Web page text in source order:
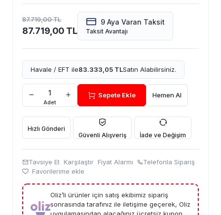
87.719,00 TL
87.719,00 TL
9 Aya Varan Taksit
Taksit Avantajı
Havale / EFT ile83.333,05 TLSatın Alabilirsiniz.
Adet
Sepete Ekle Hemen Al
Hızlı Gönderi
Güvenli Alışveriş
İade ve Değişim
Tavsiye Et Karşılaştır Fiyat Alarmı
Telefonla Sipariş
Favorilerime ekle
Oliz’li ürünler için satış ekibimiz sipariş
sonrasında tarafınız ile iletişime geçerek, Oliz